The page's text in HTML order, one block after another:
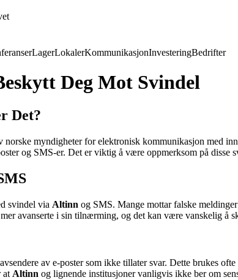
LagerLokalerKommunikasjonInvesteringBedrifter
Deg Mot Svindel
Det?
norske myndigheter for elektronisk kommunikasjon med
og SMS-er. Det er viktig å være oppmerksom på disse
svindel via Altinn og SMS. Mange mottar falske
avanserte i sin tilnærming, og det kan være vanskelig å
av e-poster som ikke tillater svar. Dette brukes
at Altinn og lignende institusjoner vanligvis ikke ber om